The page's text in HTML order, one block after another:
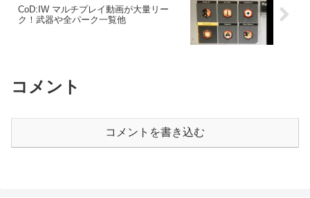
CoD:IW マルチプレイ動画が大量リー
ク！武器や全パーク一覧他
コメント
コメントを書き込む